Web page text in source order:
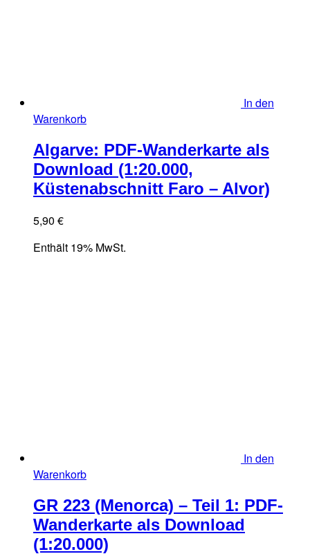
In den
Warenkorb
Algarve: PDF-Wanderkarte als
Download (1:20.000,
Küstenabschnitt Faro – Alvor)
5,90 €
Enthält 19% MwSt.
In den
Warenkorb
GR 223 (Menorca) – Teil 1: PDF-
Wanderkarte als Download
(1:20.000)